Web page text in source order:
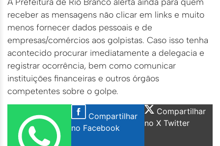
receber as mensagens não clicar em links e muito
menos fornecer dados pessoais e de
empresas/comércios aos golpistas. Caso isso tenha
acontecido procurar imediatamente a delegacia e
registrar ocorrência, bem como comunicar
instituições financeiras e outros órgãos
competentes sobre o golpe.
Compartilhar
no Facebook
Compartilhar
no X Twitter